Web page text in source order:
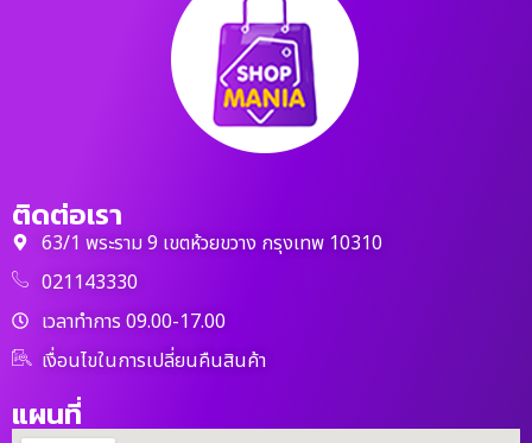
ติดต่อเรา
63/1 พระราม 9 เขตห้วยขวาง กรุงเทพ 10310
021143330
เวลาทำการ 09.00-17.00
เงื่อนไขในการเปลี่ยนคืนสินค้า
แผนที่